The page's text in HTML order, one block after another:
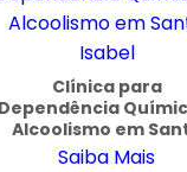
Clínica para
Dependência
Alcoolismo em
Isabel
Saiba Mais